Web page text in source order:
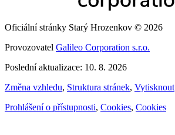
Oficiální stránky Starý Hrozenkov © 2026
Provozovatel Galileo Corporation s.r.o.
Poslední aktualizace: 10. 8. 2026
Změna vzhledu, Struktura stránek, Vytisknout
Prohlášení o přístupnosti, Cookies, Cookies